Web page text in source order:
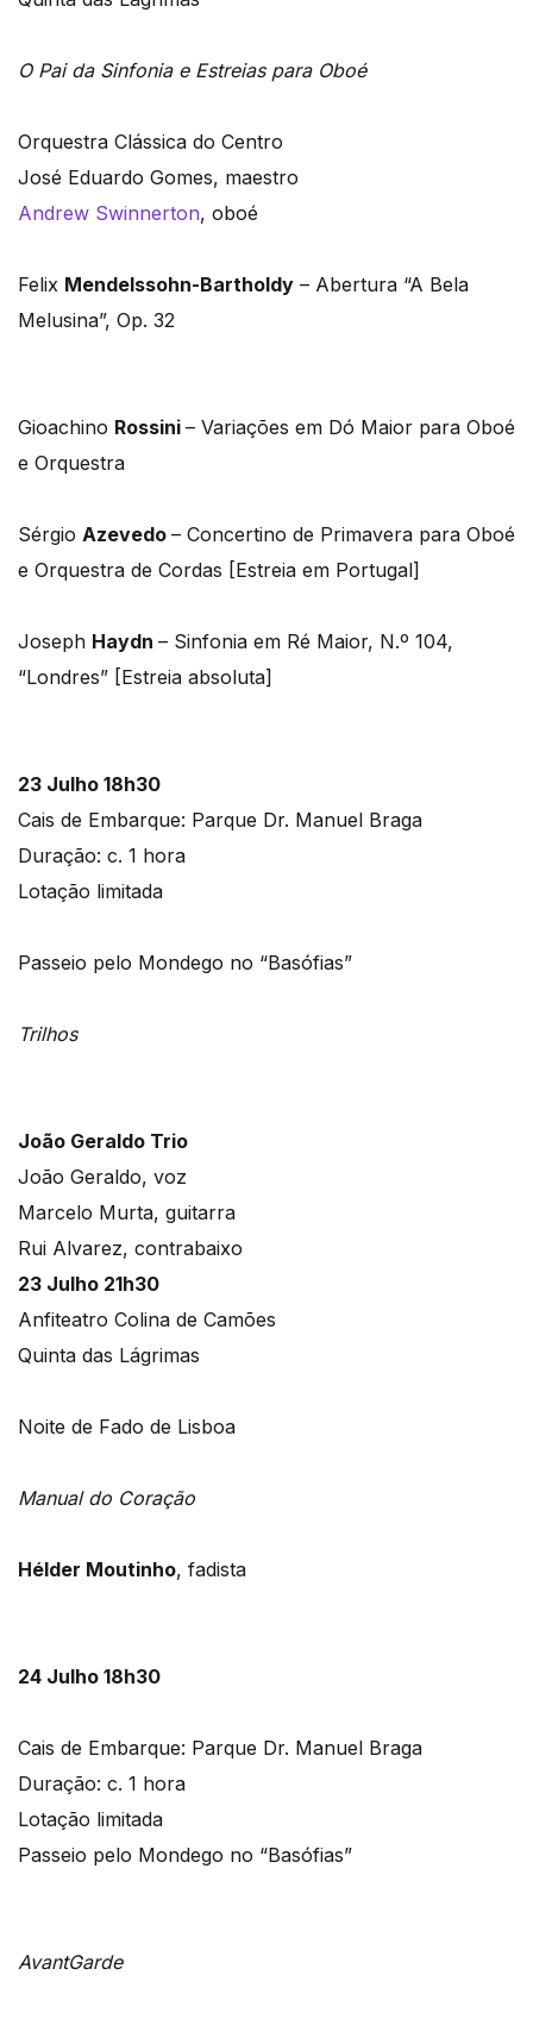
O Pai da Sinfonia e Estreias para Oboé
Orquestra Clássica do Centro
José Eduardo Gomes, maestro
Andrew Swinnerton, oboé
Felix Mendelssohn-Bartholdy – Abertura “A Bela
Melusina”, Op. 32
Gioachino Rossini – Variações em Dó Maior para Oboé
e Orquestra
Sérgio Azevedo – Concertino de Primavera para Oboé
e Orquestra de Cordas [Estreia em Portugal]
Joseph Haydn – Sinfonia em Ré Maior, N.º 104,
“Londres” [Estreia absoluta]
23 Julho 18h30
Cais de Embarque: Parque Dr. Manuel Braga
Duração: c. 1 hora
Lotação limitada
Passeio pelo Mondego no “Basófias”
Trilhos
João Geraldo Trio
João Geraldo, voz
Marcelo Murta, guitarra
Rui Alvarez, contrabaixo
23 Julho 21h30
Anfiteatro Colina de Camões
Quinta das Lágrimas
Noite de Fado de Lisboa
Manual do Coração
Hélder Moutinho, fadista
24 Julho 18h30
Cais de Embarque: Parque Dr. Manuel Braga
Duração: c. 1 hora
Lotação limitada
Passeio pelo Mondego no “Basófias”
AvantGarde